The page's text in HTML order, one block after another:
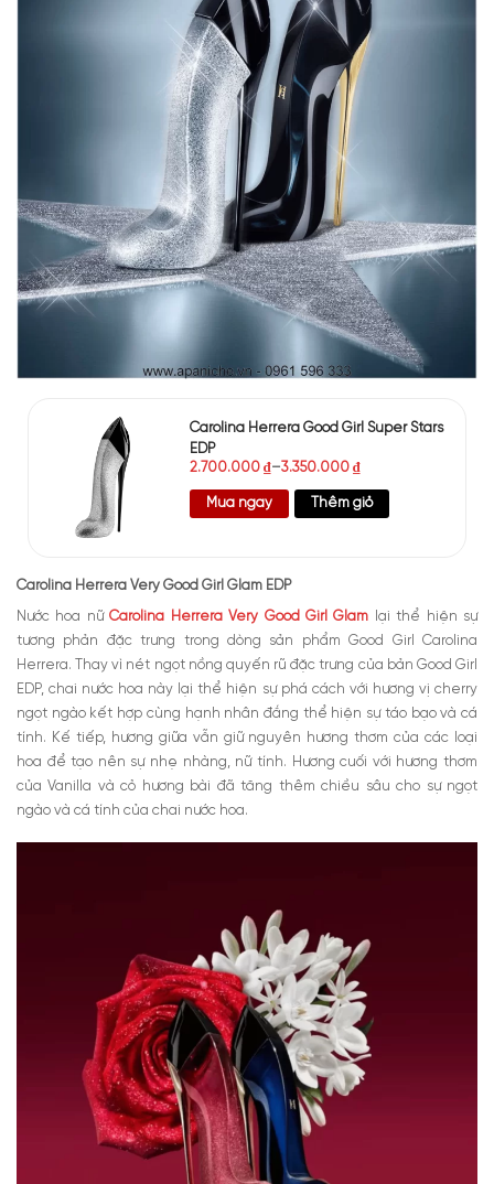
Carolina Herrera Good Girl Super Stars
EDP
2.700.000₫–3.350.000₫
Mua ngay Thêm giỏ
Carolina Herrera Very Good Girl Glam EDP
Nước hoa nữCarolina Herrera Very Good Girl Glam lại thể hiện sự
tương phản đặc trưng trong dòng sản phẩm Good Girl Carolina
Herrera. Thay vì nét ngọt nồng quyến rũ đặc trưng của bản Good Girl
EDP, chai nước hoa này lại thể hiện sự phá cách với hương vị cherry
ngọt ngào kết hợp cùng hạnh nhân đắng thể hiện sự táo bạo và cá
tính. Kế tiếp, hương giữa vẫn giữ nguyên hương thơm của các loại
hoa để tạo nên sự nhẹ nhàng, nữ tính. Hương cuối với hương thơm
của Vanilla và cỏ hương bài đã tăng thêm chiều sâu cho sự ngọt
ngào và cá tính của chai nước hoa.